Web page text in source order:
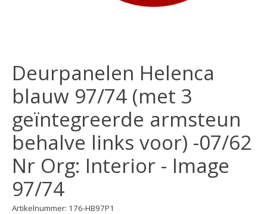
Deurpanelen Helenca
blauw 97/74 (met 3
geïntegreerde armsteun
behalve links voor) -07/62
Nr Org: Interior - Image
97/74
Artikelnummer: 176-HB97P1